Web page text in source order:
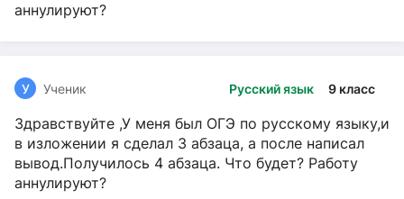
аннулируют?
Русский язык 9 класс
У Ученик
Здравствуйте ,У меня был ОГЭ по русскому языку,и
в изложении я сделал 3 абзаца, а после написал
вывод.Получилось 4 абзаца. Что будет? Работу
аннулируют?